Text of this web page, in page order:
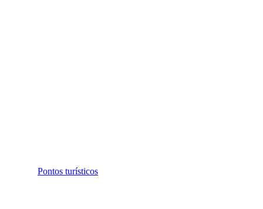
Pontos turísticos